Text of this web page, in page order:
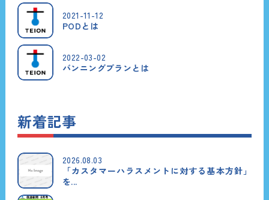
2021-11-12
PODとは
2022-03-02
バンニングプランとは
新着記事
2026.08.03
「カスタマーハラスメントに対する基本方針」
を...